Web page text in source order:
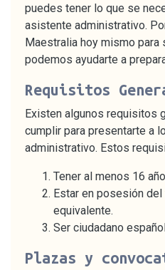
puedes tener lo que se
asistente administrativo.
Maestralia hoy mismo para
podemos ayudarte a
Requisitos
Existen algunos requisitos
cumplir para presentarte a
administrativo. Estos
Tener al menos 16
Estar en posesión del
equivalente.
Ser ciudadano
Plazas y